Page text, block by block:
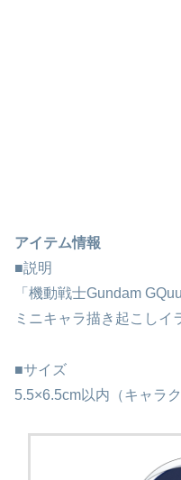
アイテム情報
■説明
「機動戦士Gundam
ミニキャラ描き起こしイ
■サイズ
5.5×6.5cm以内（キャラ